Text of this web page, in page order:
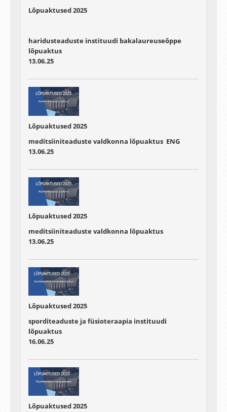
Lõpuaktused 2025
haridusteaduste instituudi bakalaureuseõppe
lõpuaktus
13.06.25
Lõpuaktused 2025
meditsiiniteaduste valdkonna lõpuaktus ENG
13.06.25
Lõpuaktused 2025
meditsiiniteaduste valdkonna lõpuaktus
13.06.25
Lõpuaktused 2025
sporditeaduste ja füsioteraapia instituudi
lõpuaktus
16.06.25
Lõpuaktused 2025